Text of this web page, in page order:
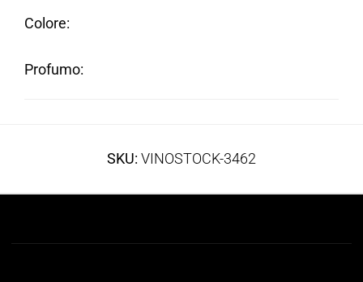
Colore
Profumo
SKU: VINOSTOCK-3462